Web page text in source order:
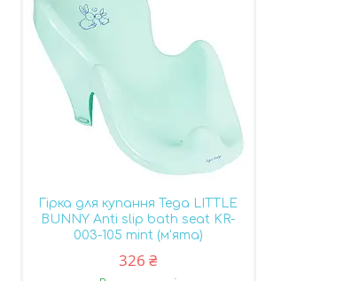
Гірка для купання Tega LITTLE
BUNNY Anti slip bath seat KR-
003-105 mint (м'ята)
326 ₴